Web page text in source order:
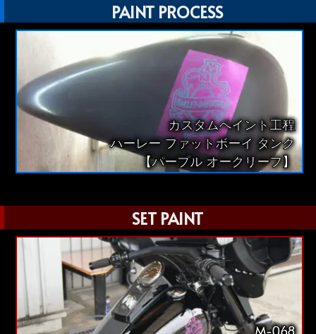
PAINT PROCESS
カスタムペイント工程
ハーレー ファットボーイ タンク
【パープル オークリーフ】
SET PAINT